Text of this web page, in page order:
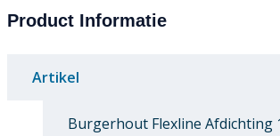
Product Informatie
Artikel
Burgerhout Flexline Afdichting